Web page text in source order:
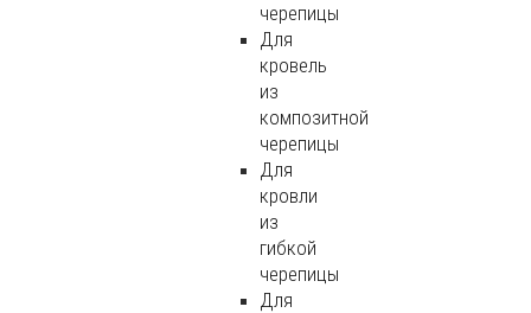
черепицы
Для
кровель
из
композитной
черепицы
Для
кровли
из
гибкой
черепицы
Для